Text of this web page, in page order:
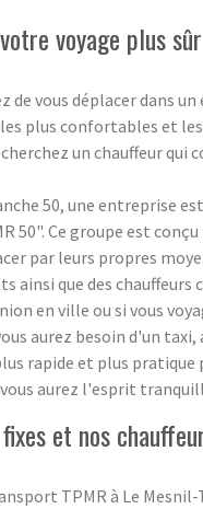
voyage plus
de vous déplacer dans
plus confortables et
un chauffeur
50, une entreprise
50". Ce groupe est
par leurs propres
ainsi que des
en ville ou si vous
aurez besoin d'un
rapide et plus
aurez l'esprit
et nos
TPMR à Le